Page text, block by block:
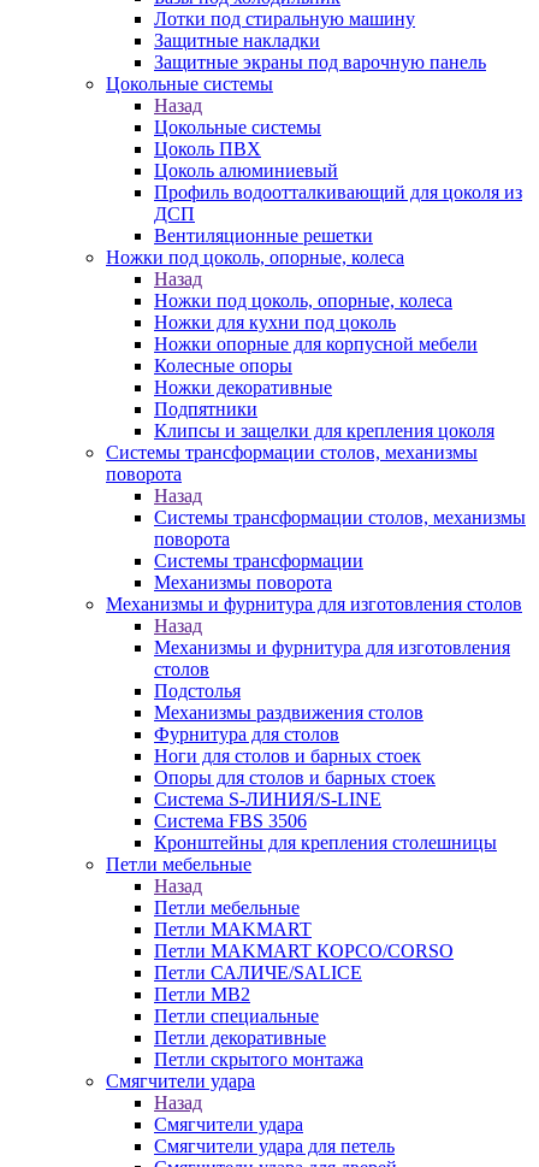
Лотки под стиральную машину
Защитные накладки
Защитные экраны под варочную панель
Цокольные системы
Назад
Цокольные системы
Цоколь ПВХ
Цоколь алюминиевый
Профиль водоотталкивающий для цоколя из
ДСП
Вентиляционные решетки
Ножки под цоколь, опорные, колеса
Назад
Ножки под цоколь, опорные, колеса
Ножки для кухни под цоколь
Ножки опорные для корпусной мебели
Колесные опоры
Ножки декоративные
Подпятники
Клипсы и защелки для крепления цоколя
Системы трансформации столов, механизмы
поворота
Назад
Системы трансформации столов, механизмы
поворота
Системы трансформации
Механизмы поворота
Механизмы и фурнитура для изготовления столов
Назад
Механизмы и фурнитура для изготовления
столов
Подстолья
Механизмы раздвижения столов
Фурнитура для столов
Ноги для столов и барных стоек
Опоры для столов и барных стоек
Система S-ЛИНИЯ/S-LINE
Система FBS 3506
Кронштейны для крепления столешницы
Петли мебельные
Назад
Петли мебельные
Петли MAKMART
Петли MAKMART КОРСО/CORSO
Петли САЛИЧЕ/SALICE
Петли MB2
Петли специальные
Петли декоративные
Петли скрытого монтажа
Смягчители удара
Назад
Смягчители удара
Смягчители удара для петель